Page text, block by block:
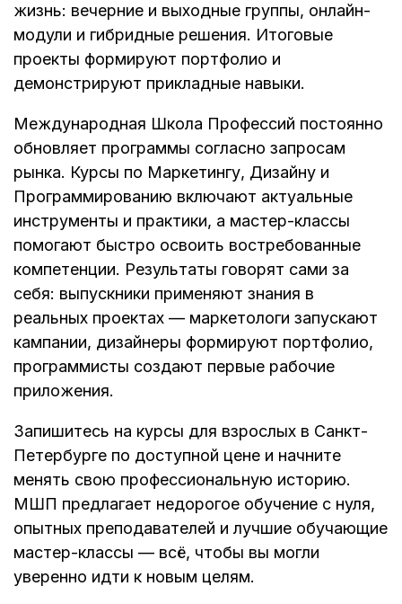
жизнь: вечерние и выходные группы, онлайн-
модули и гибридные решения. Итоговые
проекты формируют портфолио и
демонстрируют прикладные навыки.
Международная Школа Профессий постоянно
обновляет программы согласно запросам
рынка. Курсы по Маркетингу, Дизайну и
Программированию включают актуальные
инструменты и практики, а мастер-классы
помогают быстро освоить востребованные
компетенции. Результаты говорят сами за
себя: выпускники применяют знания в
реальных проектах — маркетологи запускают
кампании, дизайнеры формируют портфолио,
программисты создают первые рабочие
приложения.
Запишитесь на курсы для взрослых в Санкт-
Петербурге по доступной цене и начните
менять свою профессиональную историю.
МШП предлагает недорогое обучение с нуля,
опытных преподавателей и лучшие обучающие
мастер-классы — всё, чтобы вы могли
уверенно идти к новым целям.